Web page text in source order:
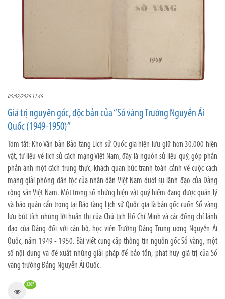
05/02/2026 11:46
Giá trị nguyên gốc, độc bản của “Sổ vàng Trường Nguyễn Ái
Quốc (1949-1950)”
Tóm tắt: Kho Văn bản Bảo tàng Lịch sử Quốc gia hiện lưu giữ hơn 30.000 hiện
vật, tư liệu về lịch sử cách mạng Việt Nam, đây là nguồn sử liệu quý, góp phần
phản ánh một cách trung thực, khách quan bức tranh toàn cảnh về cuộc cách
mạng giải phóng dân tộc của nhân dân Việt Nam dưới sự lãnh đạo của Đảng
cộng sản Việt Nam. Một trong số những hiện vật quý hiếm đang được quản lý
và bảo quản cẩn trọng tại Bảo tàng Lịch sử Quốc gia là bản gốc cuốn Sổ vàng
lưu bút tích những lời huấn thị của Chủ tịch Hồ Chí Minh và các đồng chí lãnh
đạo của Đảng đối với cán bộ, học viên Trường Đảng Trung ương Nguyễn Ái
Quốc, năm 1949 - 1950. Bài viết cung cấp thông tin nguồn gốc Sổ vàng, một
số nội dung và đề xuất những giải pháp để bảo tồn, phát huy giá trị của Sổ
vàng trường Đảng Nguyễn Ái Quốc.
3207